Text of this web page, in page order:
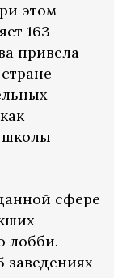
этом
163
привела
школы
сфере
лобби.
заведениях